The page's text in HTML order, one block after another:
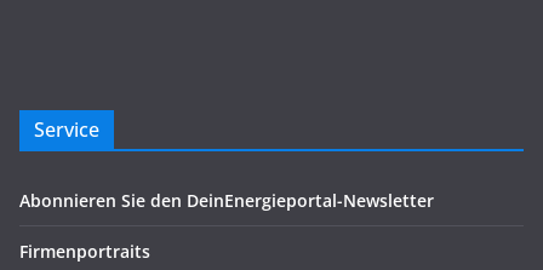
Service
Abonnieren Sie den DeinEnergieportal-Newsletter
Firmenportraits